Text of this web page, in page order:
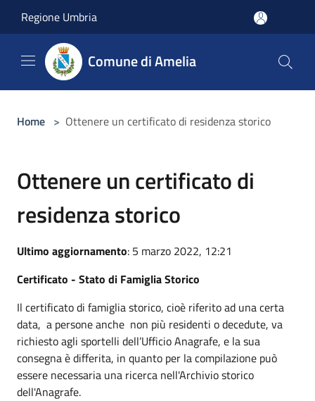
Regione Umbria
Comune di Amelia
Home > Ottenere un certificato di residenza storico
Ottenere un certificato di
residenza storico
Ultimo aggiornamento: 5 marzo 2022, 12:21
Certificato - Stato di Famiglia Storico
Il certificato di famiglia storico, cioè riferito ad una certa
data, a persone anche non più residenti o decedute, va
richiesto agli sportelli dell’Ufficio Anagrafe, e la sua
consegna è differita, in quanto per la compilazione può
essere necessaria una ricerca nell'Archivio storico
dell'Anagrafe.